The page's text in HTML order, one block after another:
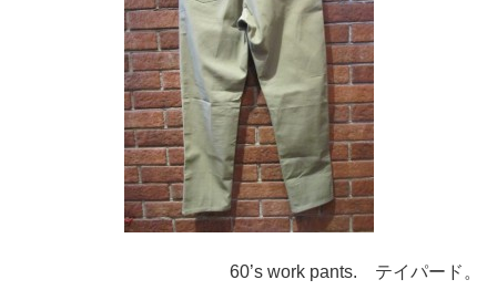
60’s work pants. テイパード。